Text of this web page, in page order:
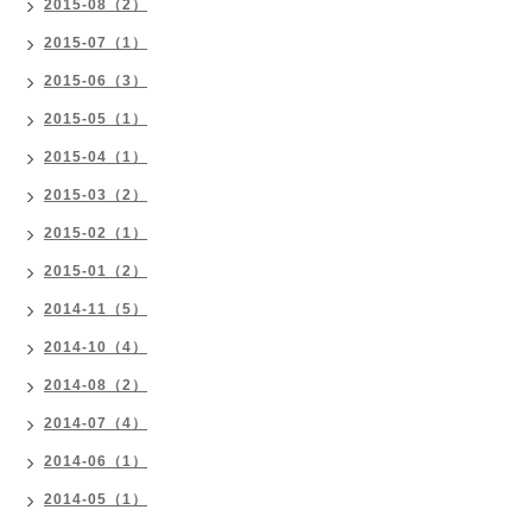
2015-08（2）
2015-07（1）
2015-06（3）
2015-05（1）
2015-04（1）
2015-03（2）
2015-02（1）
2015-01（2）
2014-11（5）
2014-10（4）
2014-08（2）
2014-07（4）
2014-06（1）
2014-05（1）